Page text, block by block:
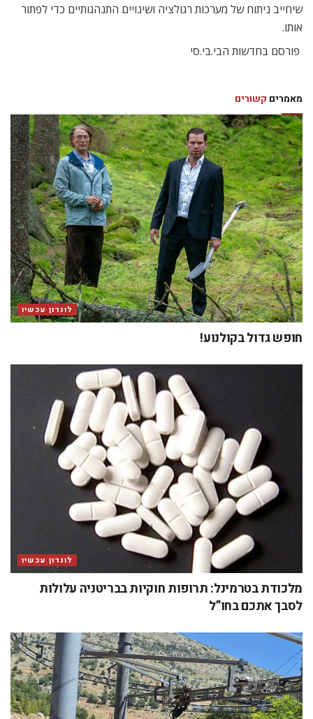
שיחייב ניתוח של מערכות רגולציה ושינויים התנהגותיים כדי לפתור
אותו.
 פורסם בחדשות הבי.בי.סי
מאמרים קשורים
לונדון עכשיו
חופש גדול בקולנוע!
לונדון עכשיו
מלכודת בטרמינל: תרופות חוקיות בבריטניה עלולות
לסבך אתכם בחו”ל